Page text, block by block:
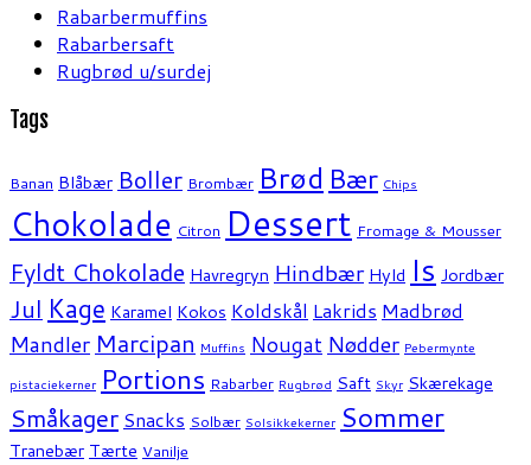
Rabarbermuffins
Rabarbersaft
Rugbrød u/surdej
Tags
Banan Blåbær Boller Brombær Brød Bær Chips
Chokolade Citron Dessert Fromage & Mousser
Fyldt Chokolade Havregryn Hindbær Hyld Is Jordbær
Jul Kage Karamel Kokos Koldskål Lakrids Madbrød
Mandler Marcipan Muffins Nougat Nødder Pebermynte
pistaciekerner Portions Rabarber Rugbrød Saft Skyr Skærekage
Småkager Snacks Solbær Solsikkekerner Sommer
Tranebær Tærte Vanilje